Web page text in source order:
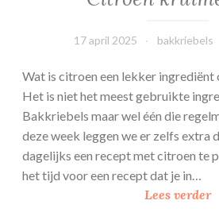
17 april 2025 bakkriebels
Wat is citroen een lekker ingrediënt
Het is niet het meest gebruikte
Bakkriebels maar wel één die
deze week leggen we er zelfs extra
dagelijks een recept met citroen te
het tijd voor een recept dat je in…
Lees verder